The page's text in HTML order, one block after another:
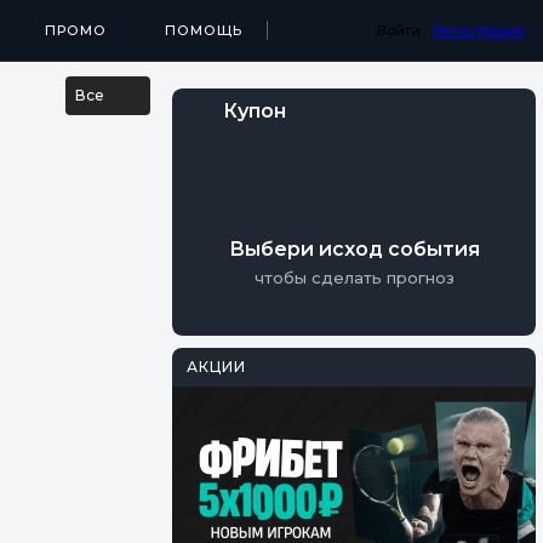
МЕДИА ПРИЛОЖЕНИЯ ...
ПРОМО ПОМОЩЬ Войти Регистрация
Все
Купон
Выбери исход события
чтобы сделать прогноз
АКЦИИ
Мастерс
Осталось 17 Дней